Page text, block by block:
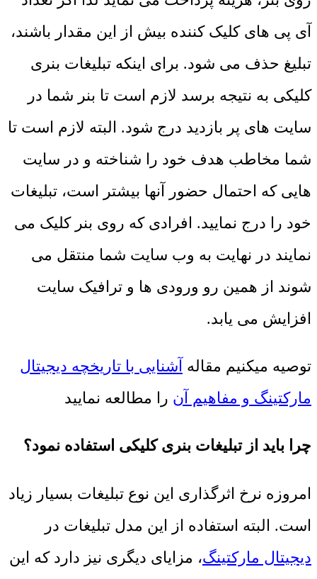
آی پی های کلیک کننده بیش از این مقدار باشند،
تبلیغ حذف می شود. برای اینکه تبلیغات بنری
کلیکی به نتیجه برسد لازم است تا بنر شما در
سایت های پر بازدید درج شود. البته لازم است تا
شما مخاطب هدف خود را شناخته و در سایت
هایی که احتمال حضور آنها بیشتر است، تبلیغات
خود را درج نمایید. افرادی که روی بنر کلیک می
نمایند در نهایت به وب سایت شما منتقل می
شوند از همین رو ورودی ها و ترافیک سایت
افزایش می یابد.
توصیه میکنیم مقاله آشنایی با تاریخچه دیجیتال
مارکتینگ و مفاهیم آن را مطالعه نمایید
چرا باید از تبلیغات بنری کلیکی استفاده نمود؟
امروزه نرخ اثرگذاری این نوع تبلیغات بسیار زیاد
است. البته استفاده از این مدل تبلیغات در
دیجیتال مارکتینگ، مزایای دیگری نیز دارد که این